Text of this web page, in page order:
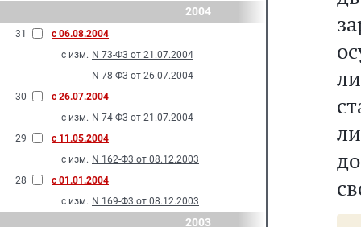
2004
31
с 06.08.2004
с изм. N 73-Ф3 от 21.07.2004
N 78-Ф3 от 26.07.2004
30
с 26.07.2004
с изм. N 74-Ф3 от 21.07.2004
29
с 11.05.2004
с изм. N 162-Ф3 от 08.12.2003
28
с 01.01.2004
с изм. N 169-Ф3 от 08.12.2003
2003